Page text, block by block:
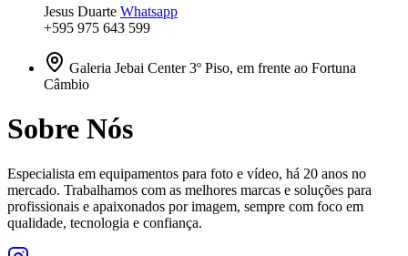
Jesus Duarte Whatsapp
+595 975 643 599
Galeria Jebai Center 3º Piso, em frente ao Fortuna
Câmbio
Sobre Nós
Especialista em equipamentos para foto e vídeo, há 20 anos no
mercado. Trabalhamos com as melhores marcas e soluções para
profissionais e apaixonados por imagem, sempre com foco em
qualidade, tecnologia e confiança.